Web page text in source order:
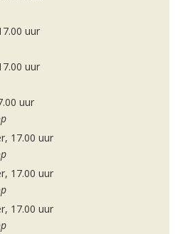
uur
uur
uur
17.00 uur
17.00 uur
17.00 uur